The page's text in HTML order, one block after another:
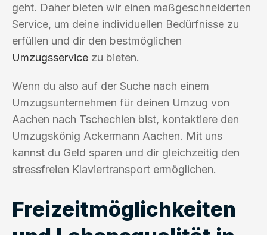
geht. Daher bieten wir einen maßgeschneiderten
Service, um deine individuellen Bedürfnisse zu
erfüllen und dir den bestmöglichen
Umzugsservice zu bieten.
Wenn du also auf der Suche nach einem
Umzugsunternehmen für deinen Umzug von
Aachen nach Tschechien bist, kontaktiere den
Umzugskönig Ackermann Aachen. Mit uns
kannst du Geld sparen und dir gleichzeitig den
stressfreien Klaviertransport ermöglichen.
Freizeitmöglichkeiten